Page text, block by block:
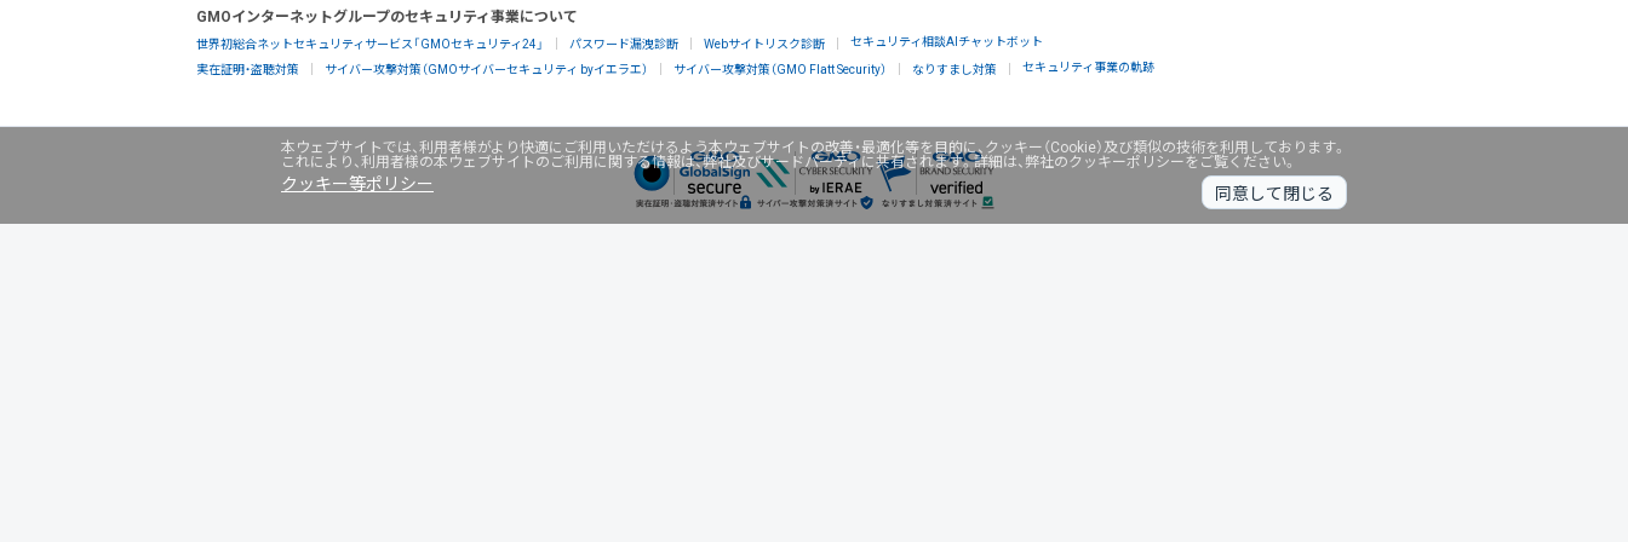
本ウェブサイトでは、利用者様がより快適にご利用いただけるよう本ウェブサイトの改善・最適化等を目的に、クッキー（Cookie）及び類似の技術を利用しております。
これにより、利用者様の本ウェブサイトのご利用に関する情報は、弊社及びサードパーティに共有されます。詳細は、弊社のクッキーポリシーをご覧ください。
クッキー等ポリシー 同意して閉じる
GMOインターネットグループのセキュリティ事業について
世界初総合ネットセキュリティサービス「GMOセキュリティ24」 パスワード漏洩診断 Webサイトリスク診断 セキュリティ相談AIチャットボット
実在証明・盗聴対策 サイバー攻撃対策（GMOサイバーセキュリティ byイエラエ） サイバー攻撃対策（GMO Flatt Security） なりすまし対策 セキュリティ事業の軌跡